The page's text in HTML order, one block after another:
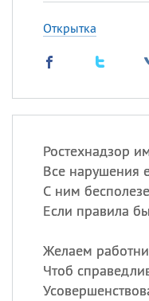
Открытка
Ростехнадзор
Все нарушения
С ним
Если правила
Желаем
Чтоб